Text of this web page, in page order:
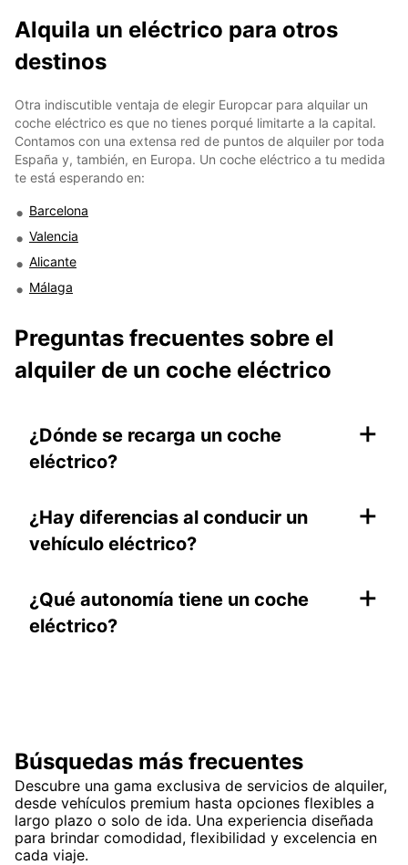
Alquila un eléctrico para otros
destinos
Otra indiscutible ventaja de elegir Europcar para alquilar un
coche eléctrico es que no tienes porqué limitarte a la capital.
Contamos con una extensa red de puntos de alquiler por toda
España y, también, en Europa. Un coche eléctrico a tu medida
te está esperando en:
Barcelona
Valencia
Alicante
Málaga
Preguntas frecuentes sobre el
alquiler de un coche eléctrico
¿Dónde se recarga un coche
eléctrico?
+
¿Hay diferencias al conducir un
vehículo eléctrico?
+
¿Qué autonomía tiene un coche
eléctrico?
+
Búsquedas más frecuentes
Descubre una gama exclusiva de servicios de alquiler,
desde vehículos premium hasta opciones flexibles a
largo plazo o solo de ida. Una experiencia diseñada
para brindar comodidad, flexibilidad y excelencia en
cada viaje.